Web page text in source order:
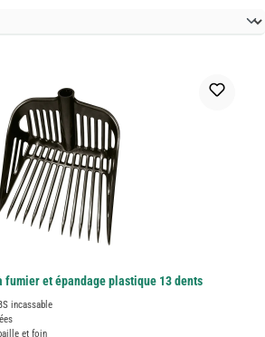
fumier et épandage plastique 13 dents
incassable
et foin